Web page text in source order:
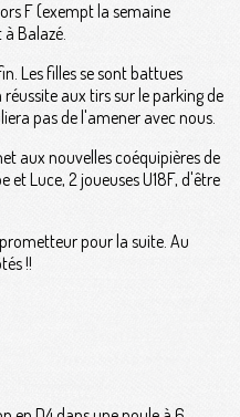
F (exempt la semaine
Balazé.
Les filles se sont battues
aux tirs sur le parking de
pas de l'amener avec nous.
aux nouvelles coéquipières de
Luce, 2 joueuses U18F, d'être
pour la suite. Au
!!